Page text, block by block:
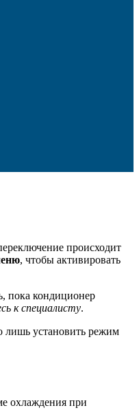
происходит
, чтобы активировать
пока кондиционер
к специалисту.
лишь установить режим
охлаждения при